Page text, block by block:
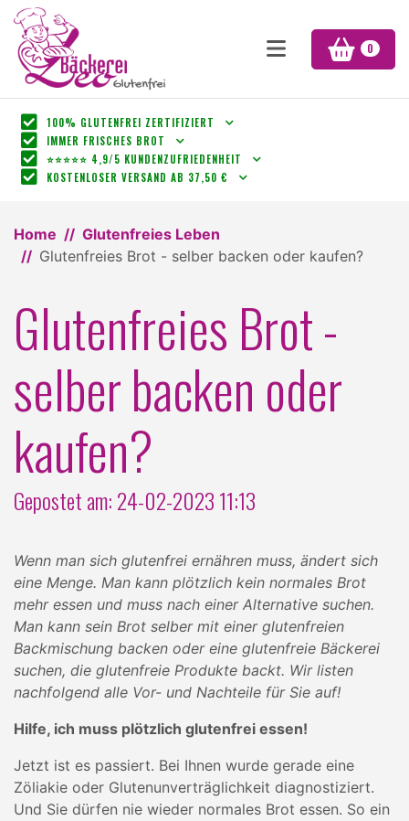
0
100% GLUTENFREI ZERTIFIZIERT
IMMER FRISCHES BROT
⭐⭐⭐⭐⭐ 4,9/5 KUNDENZUFRIEDENHEIT
KOSTENLOSER VERSAND AB 37,50 €
Home
Glutenfreies Leben
Glutenfreies Brot - selber backen oder kaufen?
Glutenfreies Brot -
selber backen oder
kaufen?
Gepostet am: 24-02-2023 11:13
Wenn man sich glutenfrei ernähren muss, ändert sich
eine Menge. Man kann plötzlich kein normales Brot
mehr essen und muss nach einer Alternative suchen.
Man kann sein Brot selber mit einer glutenfreien
Backmischung backen oder eine glutenfreie Bäckerei
suchen, die glutenfreie Produkte backt. Wir listen
nachfolgend alle Vor- und Nachteile für Sie auf!
Hilfe, ich muss plötzlich glutenfrei essen!
Jetzt ist es passiert. Bei Ihnen wurde gerade eine
Zöliakie oder Glutenunverträglichkeit diagnostiziert.
Und Sie dürfen nie wieder normales Brot essen. So ein